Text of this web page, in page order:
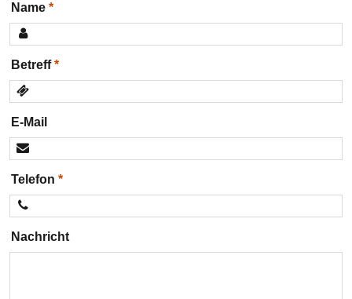
Name
Betreff
E-Mail
Telefon
Nachricht